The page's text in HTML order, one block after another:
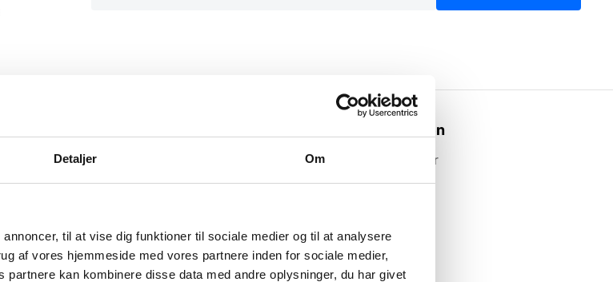
Detaljer Om
til at vise dig funktioner til sociale medier og til at analysere
af vores hjemmeside med vores partnere inden for sociale medier,
partnere kan kombinere disse data med andre oplysninger, du har givet
Forside
Kortbetaling
Webshoppen
Alle produkter